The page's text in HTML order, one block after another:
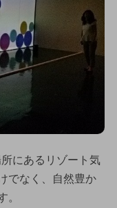
にあるリゾート気
でなく、自然豊か
。